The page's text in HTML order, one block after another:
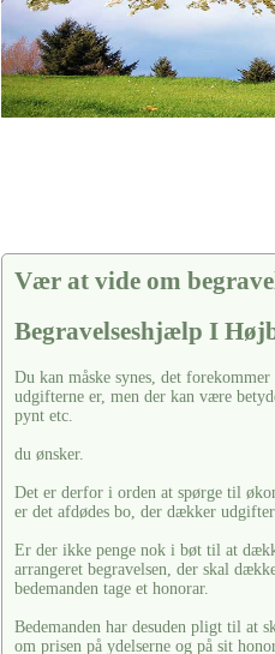
Her hos os får du altid en god afslutning når det
Begravelseshjælp I Højbjerg Kommune
vi hjælper i alle faser af begravelsel
Vær at vide om
Begravelseshjælp I
Du kan måske synes, det
udgifterne er, men der kan være
pynt etc.
du ønsker.
Det er derfor i orden at spørge til
er det afdødes bo, der dækker
Er der ikke penge nok i bøt til at
arrangeret begravelsen, der skal
bedemanden tage et honorar.
Bedemanden har desuden pligt til at
om prisen på ydelserne og på sit